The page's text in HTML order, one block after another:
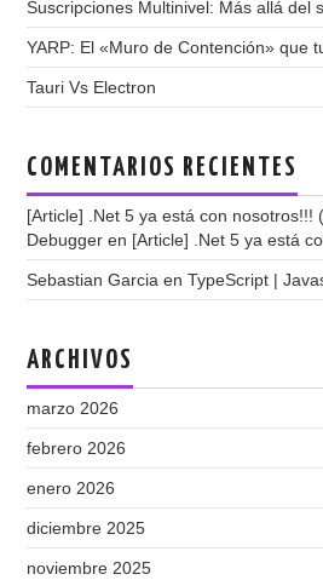
Suscripciones Multinivel: Más allá del
YARP: El «Muro de Contención» que
Tauri Vs Electron
COMENTARIOS RECIENTES
[Article] .Net 5 ya está con nosotros!!!
Debugger en [Article] .Net 5 ya está
Sebastian Garcia enTypeScript |
ARCHIVOS
marzo 2026
febrero 2026
enero 2026
diciembre 2025
noviembre 2025